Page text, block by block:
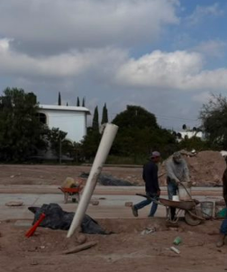
o que permitirá fortalecer la
Por último, la presidenta
asistentes a visitar el stand de
la oferta que tiene el municipio,
gastronomía y sus tradiciones,
Procesión de los Cristos, una
forman parte de su identidad
También lee:
Villa de Pozos